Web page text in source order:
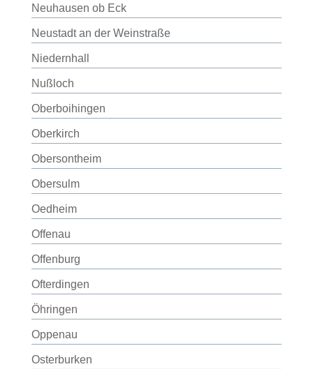
Neuhausen ob Eck
Neustadt an der Weinstraße
Niedernhall
Nußloch
Oberboihingen
Oberkirch
Obersontheim
Obersulm
Oedheim
Offenau
Offenburg
Ofterdingen
Öhringen
Oppenau
Osterburken